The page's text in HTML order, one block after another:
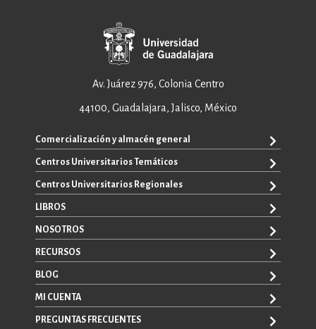
Av. Juárez 976, Colonia Centro
44100, Guadalajara, Jalisco, México
Comercialización y almacén general
ventas@editorial.udg.mx
WhatsApp: +52 33 1433 6869
Centros Universitarios Temáticos
CUAAD
CUCEA
CUCBA
CUCEI
CUCSH
Centros Universitarios Regionales
CUAAD
CUCBA
CUCOSTA
CUCHAPALA
CUCSH
LIBROS
TODOS LOS LIBROS
E-BOOKS
CATÁLOGOS
NOSOTROS
SOBRE NOSOTROS
CONTACTO
RECURSOS
PROMOCIONALES
CONVOCATORIAS
BLOG
LA VENTANA ROJA
MI CUENTA
REGISTRO
PREGUNTAS FRECUENTES